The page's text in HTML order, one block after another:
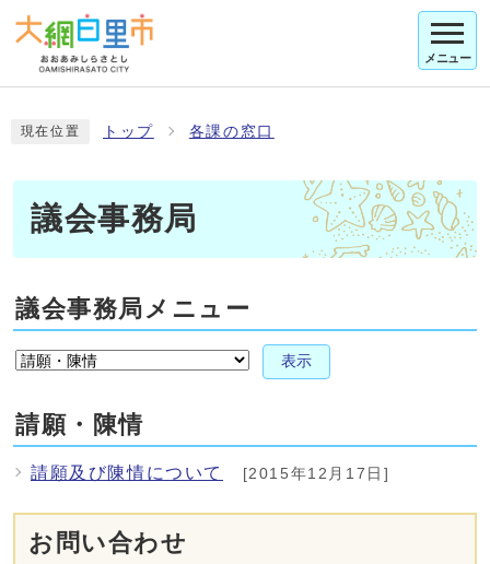
メニュー
現在位置 トップ 各課の窓口
議会事務局
議会事務局メニュー
表示
請願・陳情
請願及び陳情について [2015年12月17日]
お問い合わせ